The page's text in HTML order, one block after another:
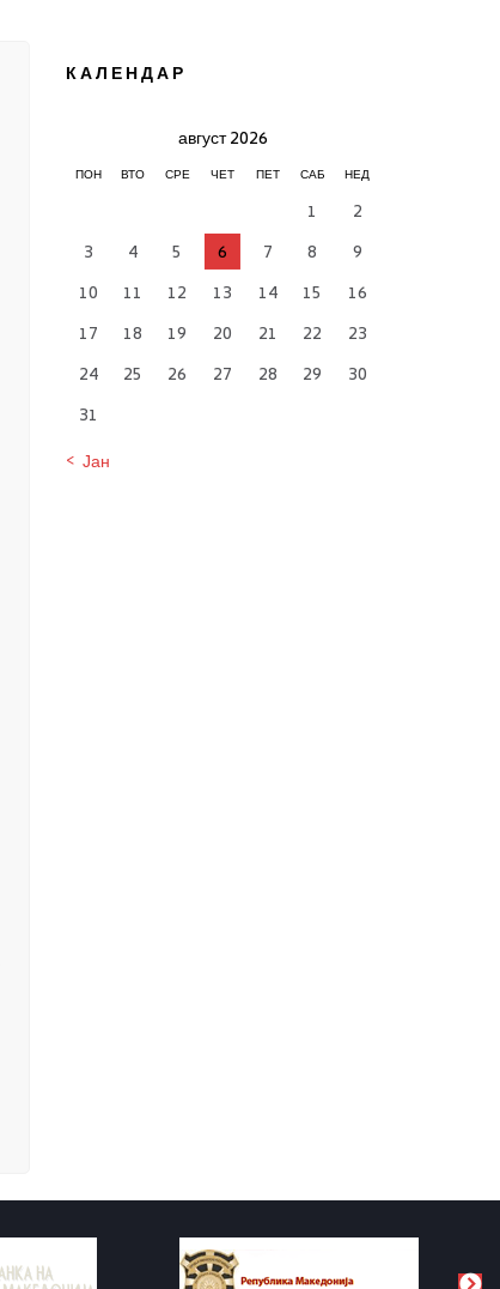
КАЛЕНДАР
август 2026
ПОН ВТО СРЕ ЧЕТ ПЕТ САБ НЕД
1
2
3
4 5 6 7 8
9
10
11 12 13 14 15
16
17
18 19 20 21 22
23
24
25 26 27 28 29
30
31
« Јан